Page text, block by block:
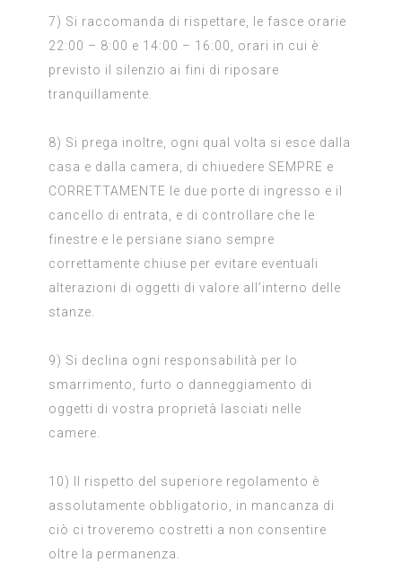
7) Si raccomanda di rispettare, le fasce orarie
22:00 – 8:00 e 14:00 – 16:00, orari in cui è
previsto il silenzio ai fini di riposare
tranquillamente.
8) Si prega inoltre, ogni qual volta si esce dalla
casa e dalla camera, di chiuedere SEMPRE e
CORRETTAMENTE le due porte di ingresso e il
cancello di entrata, e di controllare che le
finestre e le persiane siano sempre
correttamente chiuse per evitare eventuali
alterazioni di oggetti di valore all’interno delle
stanze.
9) Si declina ogni responsabilità per lo
smarrimento, furto o danneggiamento di
oggetti di vostra proprietà lasciati nelle
camere.
10) Il rispetto del superiore regolamento è
assolutamente obbligatorio, in mancanza di
ciò ci troveremo costretti a non consentire
oltre la permanenza.